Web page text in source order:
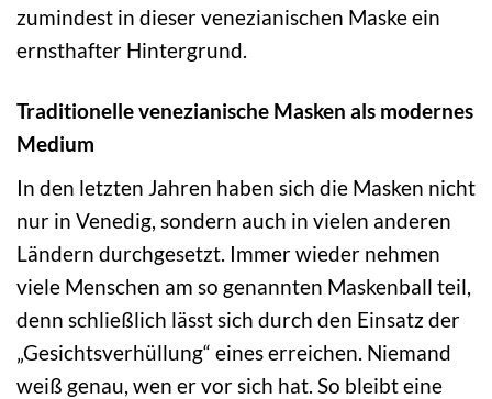
zumindest in dieser venezianischen Maske ein
ernsthafter Hintergrund.
Traditionelle venezianische Masken als modernes
Medium
In den letzten Jahren haben sich die Masken nicht
nur in Venedig, sondern auch in vielen anderen
Ländern durchgesetzt. Immer wieder nehmen
viele Menschen am so genannten Maskenball teil,
denn schließlich lässt sich durch den Einsatz der
„Gesichtsverhüllung“ eines erreichen. Niemand
weiß genau, wen er vor sich hat. So bleibt eine